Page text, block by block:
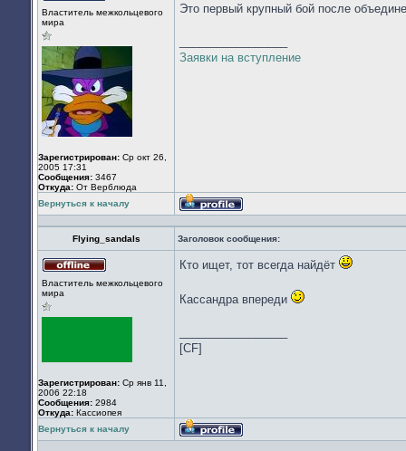
в
Властитель межкольцевого
мира
Зарегистрирован: Ср окт 26,
2005 17:31
Сообщения: 3467
Откуда: От Верблюда
Это первый крупный бой после
Заявки на вступление
Вернуться к началу
Профиль
Flying_sandals Заголовок сообщения:
в
Властитель межкольцевого
мира
Зарегистрирован: Ср янв 11,
2006 22:18
Сообщения: 2984
Откуда: Кассиопея
Кто ищет, тот всегда найдёт
Кассандра впереди
[CF]
Вернуться к началу
Профиль